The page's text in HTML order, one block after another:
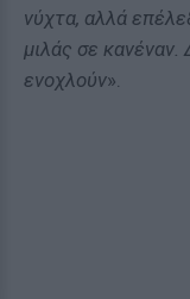
νύχτα, αλλά
μιλάς σε κανέναν.
ενοχλούν».